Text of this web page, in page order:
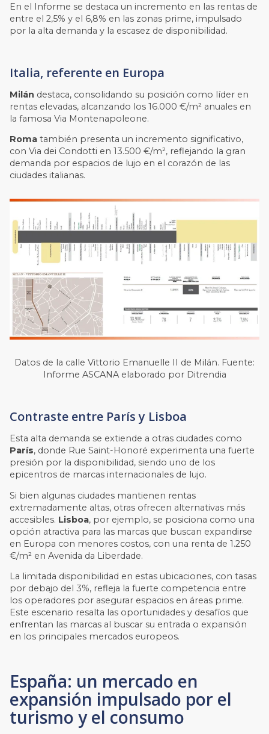
En el Informe se destaca un incremento en las rentas de
entre el 2,5% y el 6,8% en las zonas prime, impulsado
por la alta demanda y la escasez de disponibilidad.
Italia, referente en Europa
Milán destaca, consolidando su posición como líder en
rentas elevadas, alcanzando los 16.000 €/m² anuales en
la famosa Via Montenapoleone.
Roma también presenta un incremento significativo,
con Via dei Condotti en 13.500 €/m², reflejando la gran
demanda por espacios de lujo en el corazón de las
ciudades italianas.
Datos de la calle Vittorio Emanuelle II de Milán. Fuente:
Informe ASCANA elaborado por Ditrendia
Contraste entre París y Lisboa
Esta alta demanda se extiende a otras ciudades como
París, donde Rue Saint-Honoré experimenta una fuerte
presión por la disponibilidad, siendo uno de los
epicentros de marcas internacionales de lujo.
Si bien algunas ciudades mantienen rentas
extremadamente altas, otras ofrecen alternativas más
accesibles. Lisboa, por ejemplo, se posiciona como una
opción atractiva para las marcas que buscan expandirse
en Europa con menores costos, con una renta de 1.250
€/m² en Avenida da Liberdade.
La limitada disponibilidad en estas ubicaciones, con tasas
por debajo del 3%, refleja la fuerte competencia entre
los operadores por asegurar espacios en áreas prime.
Este escenario resalta las oportunidades y desafíos que
enfrentan las marcas al buscar su entrada o expansión
en los principales mercados europeos.
España: un mercado en
expansión impulsado por el
turismo y el consumo